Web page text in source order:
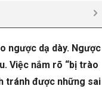
ngược dạ dày. Ngược
Việc nắm rõ “bị trào
tránh được những sai